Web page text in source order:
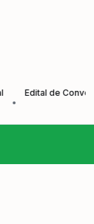
Edital de